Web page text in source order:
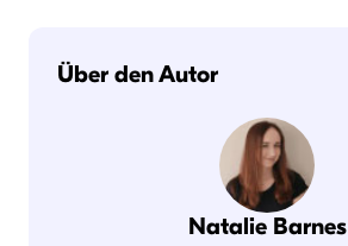
Über den Autor
Natalie Barnes